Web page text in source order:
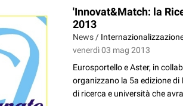
'Innovat&Match: la
2013
News /
venerdì 03 mag 2013
Eurosportello e Aster, in
organizzano la 5a edizione
di ricerca e università che